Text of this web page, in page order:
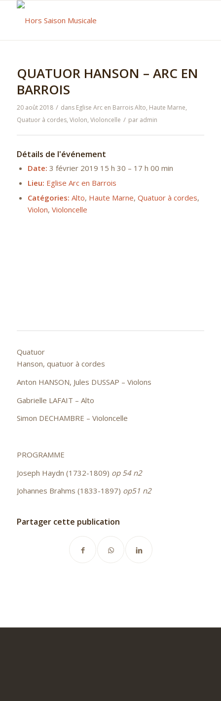
QUATUOR HANSON – ARC EN
BARROIS
20 août 2018 / dans Eglise Arc en Barrois Alto, Haute Marne,
Quatuor à cordes, Violon, Violoncelle / par admin
Détails de l'événement
Date: 3 février 2019 15 h 30 – 17 h 00 min
Lieu: Eglise Arc en Barrois
Catégories: Alto, Haute Marne, Quatuor à cordes,
Violon, Violoncelle
Quatuor
Hanson, quatuor à cordes
Anton HANSON, Jules DUSSAP – Violons
Gabrielle LAFAIT – Alto
Simon DECHAMBRE – Violoncelle
PROGRAMME
Joseph Haydn (1732-1809) op 54 n2
Johannes Brahms (1833-1897) op51 n2
Partager cette publication